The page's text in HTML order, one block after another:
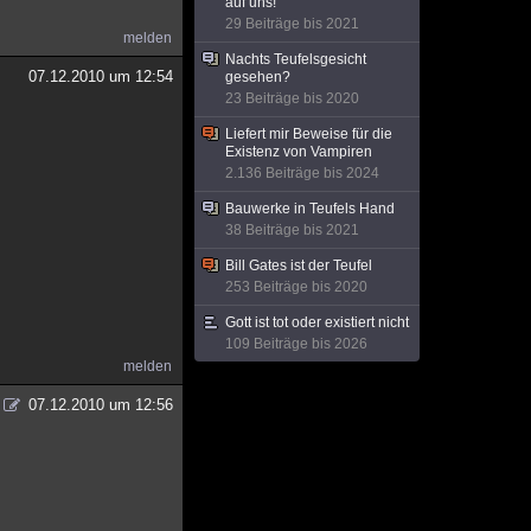
melden
07.12.2010 um 12:54
melden
07.12.2010 um 12:56
29 Beiträge bis 2021
Nachts Teufelsgesicht
gesehen?
23 Beiträge bis 2020
Liefert mir Beweise für die
Existenz von Vampiren
2.136 Beiträge bis 2024
Bauwerke in Teufels Hand
38 Beiträge bis 2021
Bill Gates ist der Teufel
253 Beiträge bis 2020
Gott ist tot oder existiert nicht
109 Beiträge bis 2026